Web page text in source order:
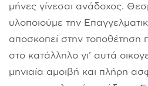
μήνες γίνεσαι ανάδοχος.
υλοποιούμε την
αποσκοπεί στην τοποθέτηση
στο κατάλληλο γι’ αυτά
μηνιαία αμοιβή και πλήρη